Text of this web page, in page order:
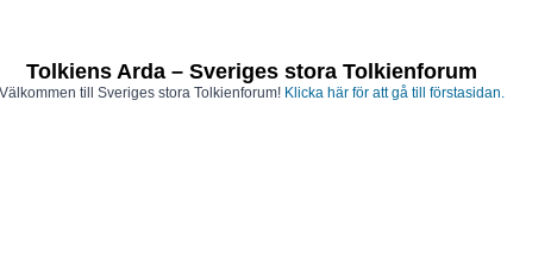
Tolkiens Arda – Sveriges stora Tolkienforum
Välkommen till Sveriges stora Tolkienforum! Klicka här för att gå till förstasidan.